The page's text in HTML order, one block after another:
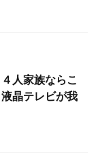
人家族ならこ
晶テレビが我